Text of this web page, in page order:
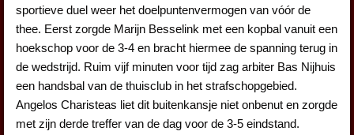
sportieve duel weer het doelpuntenvermogen van vóór de
thee. Eerst zorgde Marijn Besselink met een kopbal vanuit een
hoekschop voor de 3-4 en bracht hiermee de spanning terug in
de wedstrijd. Ruim vijf minuten voor tijd zag arbiter Bas Nijhuis
een handsbal van de thuisclub in het strafschopgebied.
Angelos Charisteas liet dit buitenkansje niet onbenut en zorgde
met zijn derde treffer van de dag voor de 3-5 eindstand.